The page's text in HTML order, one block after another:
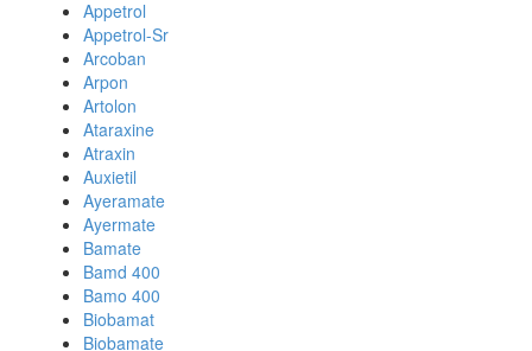
Appetrol
Appetrol-Sr
Arcoban
Arpon
Artolon
Ataraxine
Atraxin
Auxietil
Ayeramate
Ayermate
Bamate
Bamd 400
Bamo 400
Biobamat
Biobamate